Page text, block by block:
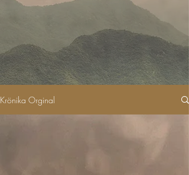
Krönika Orginal